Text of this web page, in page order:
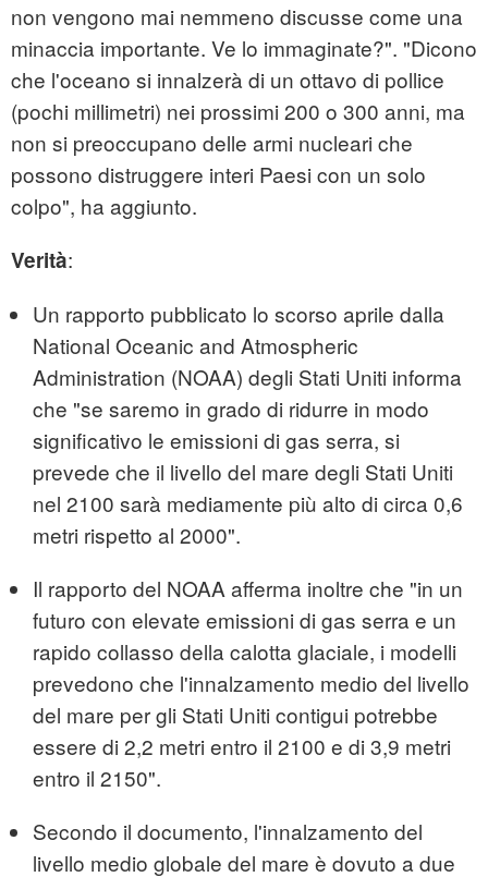
non vengono mai nemmeno discusse come una
minaccia importante. Ve lo immaginate?". "Dicono
che l'oceano si innalzerà di un ottavo di pollice
(pochi millimetri) nei prossimi 200 o 300 anni, ma
non si preoccupano delle armi nucleari che
possono distruggere interi Paesi con un solo
colpo", ha aggiunto.
Verità:
Un rapporto pubblicato lo scorso aprile dalla
National Oceanic and Atmospheric
Administration (NOAA) degli Stati Uniti informa
che "se saremo in grado di ridurre in modo
significativo le emissioni di gas serra, si
prevede che il livello del mare degli Stati Uniti
nel 2100 sarà mediamente più alto di circa 0,6
metri rispetto al 2000".
Il rapporto del NOAA afferma inoltre che "in un
futuro con elevate emissioni di gas serra e un
rapido collasso della calotta glaciale, i modelli
prevedono che l'innalzamento medio del livello
del mare per gli Stati Uniti contigui potrebbe
essere di 2,2 metri entro il 2100 e di 3,9 metri
entro il 2150".
Secondo il documento, l'innalzamento del
livello medio globale del mare è dovuto a due